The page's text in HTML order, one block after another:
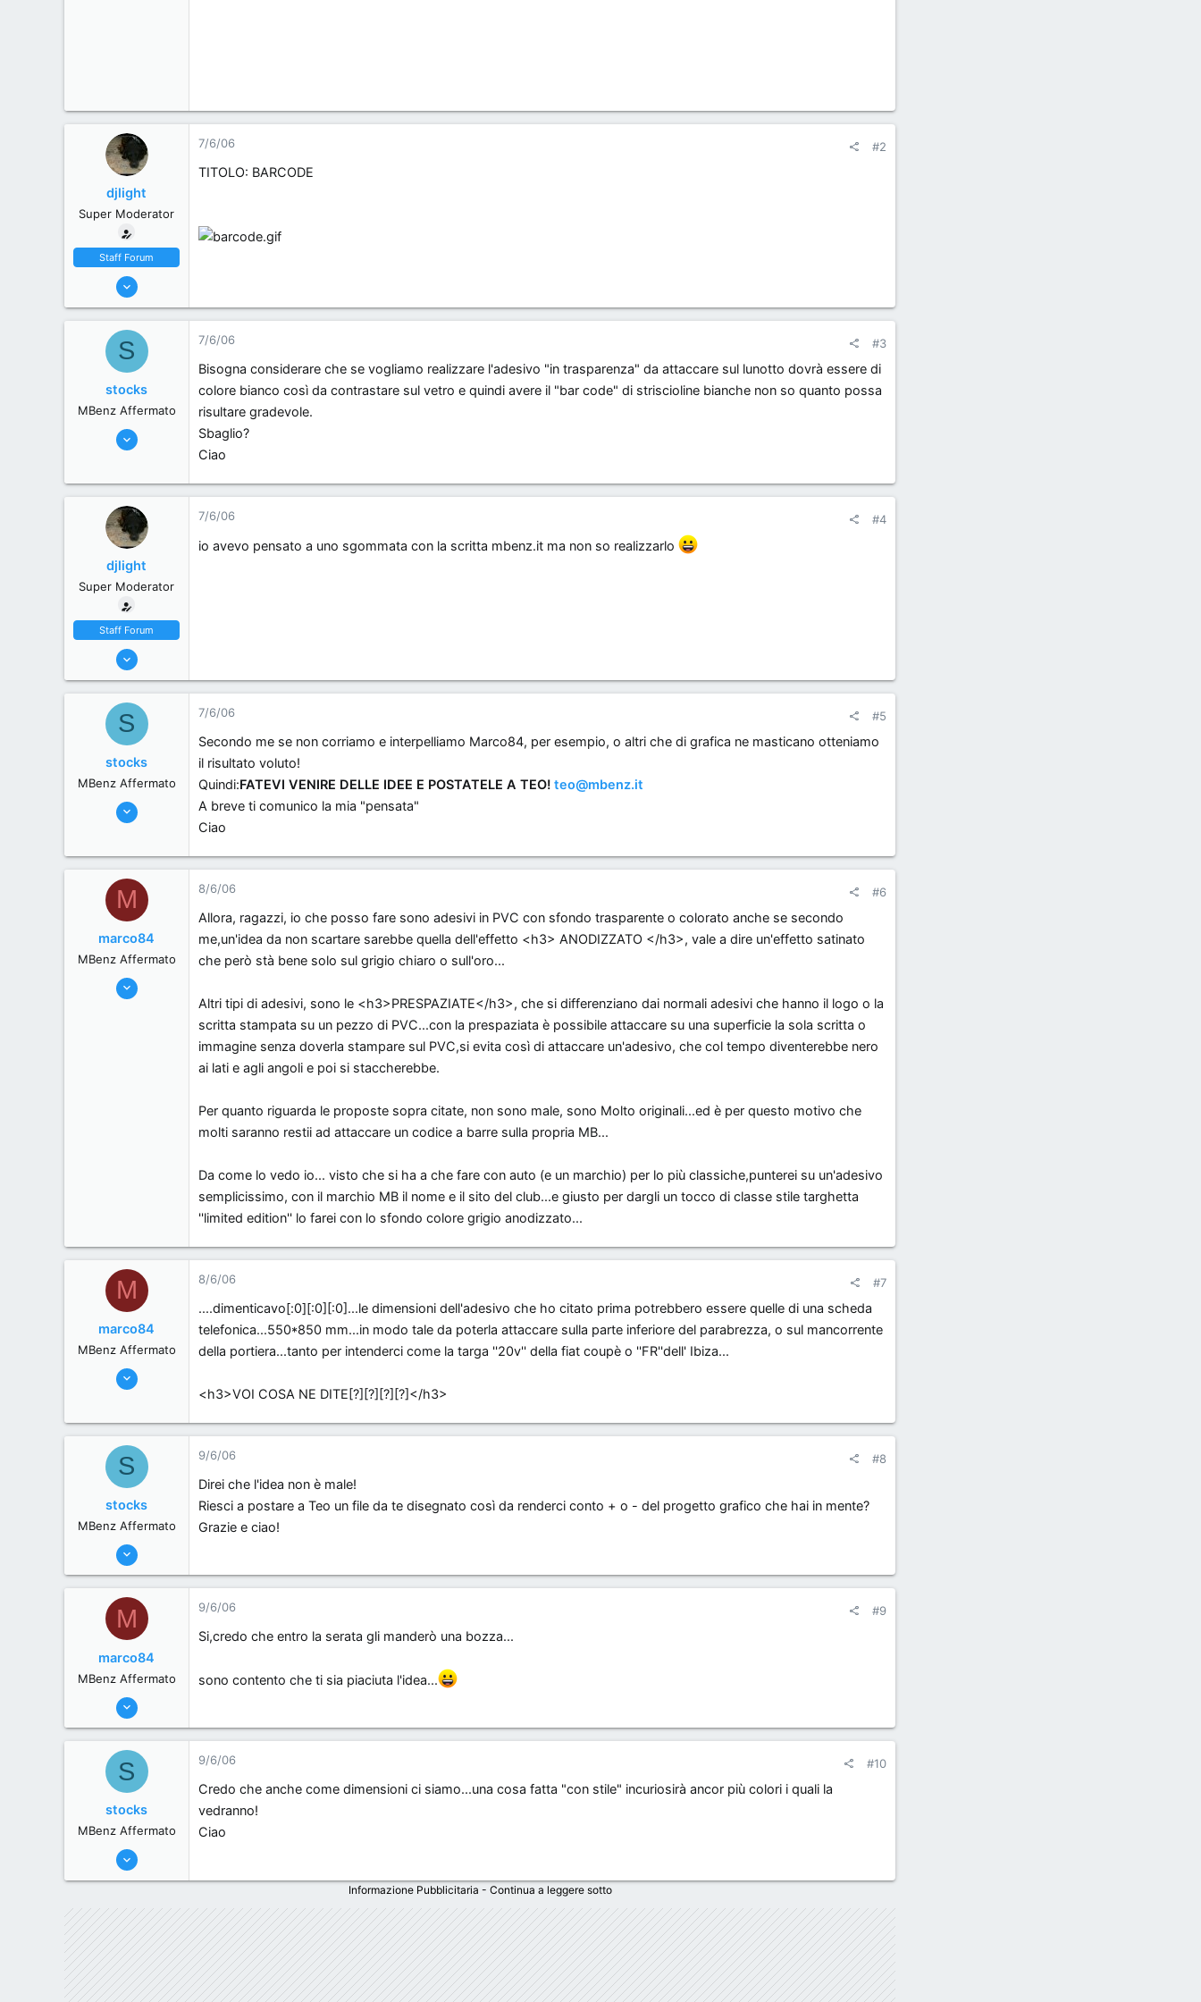
djlight
Super Moderator
Staff Forum
22/5/06
18
Milano, Italy
7/6/06 #2
TITOLO: BARCODE
S
stocks
MBenz Affermato
0
brescia, Italy.
7/6/06 #3
Bisogna considerare che se vogliamo realizzare l'adesivo "in trasparenza" da attaccare sul lunotto dovrà essere di
colore bianco così da contrastare sul vetro e quindi avere il "bar code" di striscioline bianche non so quanto possa
risultare gradevole.
Sbaglio?
Ciao
djlight
Super Moderator
Staff Forum
22/5/06
18
Milano, Italy
7/6/06 #4
io avevo pensato a uno sgommata con la scritta mbenz.it ma non so realizzarlo
S
stocks
MBenz Affermato
0
brescia, Italy.
7/6/06 #5
Secondo me se non corriamo e interpelliamo Marco84, per esempio, o altri che di grafica ne masticano otteniamo
il risultato voluto!
Quindi:FATEVI VENIRE DELLE IDEE E POSTATELE A TEO! teo@mbenz.it
A breve ti comunico la mia "pensata"
Ciao
M
marco84
MBenz Affermato
8/6/06 #6
Allora, ragazzi, io che posso fare sono adesivi in PVC con sfondo trasparente o colorato anche se secondo
me,un'idea da non scartare sarebbe quella dell'effetto <h3> ANODIZZATO </h3>, vale a dire un'effetto satinato
che però stà bene solo sul grigio chiaro o sull'oro...
Altri tipi di adesivi, sono le <h3>PRESPAZIATE</h3>, che si differenziano dai normali adesivi che hanno il logo o la
scritta stampata su un pezzo di PVC...con la prespaziata è possibile attaccare su una superficie la sola scritta o
immagine senza doverla stampare sul PVC,si evita così di attaccare un'adesivo, che col tempo diventerebbe nero
ai lati e agli angoli e poi si staccherebbe.
Per quanto riguarda le proposte sopra citate, non sono male, sono Molto originali...ed è per questo motivo che
molti saranno restii ad attaccare un codice a barre sulla propria MB...
Da come lo vedo io... visto che si ha a che fare con auto (e un marchio) per lo più classiche,punterei su un'adesivo
semplicissimo, con il marchio MB il nome e il sito del club...e giusto per dargli un tocco di classe stile targhetta
''limited edition'' lo farei con lo sfondo colore grigio anodizzato...
M
marco84
MBenz Affermato
0
, Italy.
8/6/06 #7
....dimenticavo[:0][:0][:0]...le dimensioni dell'adesivo che ho citato prima potrebbero essere quelle di una scheda
telefonica...550*850 mm...in modo tale da poterla attaccare sulla parte inferiore del parabrezza, o sul mancorrente
della portiera...tanto per intenderci come la targa ''20v'' della fiat coupè o ''FR''dell' Ibiza...
<h3>VOI COSA NE DITE[?][?][?][?]</h3>
S
stocks
MBenz Affermato
0
brescia, Italy.
9/6/06 #8
Direi che l'idea non è male!
Riesci a postare a Teo un file da te disegnato così da renderci conto + o - del progetto grafico che hai in mente?
Grazie e ciao!
M
marco84
MBenz Affermato
0
9/6/06 #9
Si,credo che entro la serata gli manderò una bozza...
sono contento che ti sia piaciuta l'idea...
S
stocks
MBenz Affermato
0
brescia, Italy.
9/6/06 #10
Credo che anche come dimensioni ci siamo...una cosa fatta "con stile" incuriosirà ancor più colori i quali la
vedranno!
Ciao
Informazione Pubblicitaria - Continua a leggere sotto